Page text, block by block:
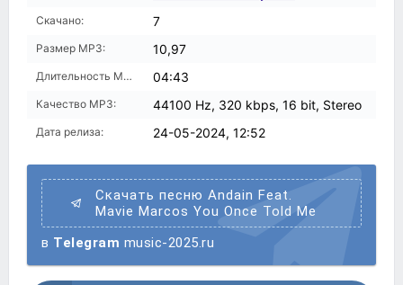
Скачано: 7
Размер MP3: 10,97
Длительность MP3: 04:43
Качество MP3: 44100 Hz, 320 kbps, 16 bit, Stereo
Дата релиза: 24-05-2024, 12:52
Скачать песню Andain Feat.
Mavie Marcos You Once Told Me
в Telegram music-2025.ru